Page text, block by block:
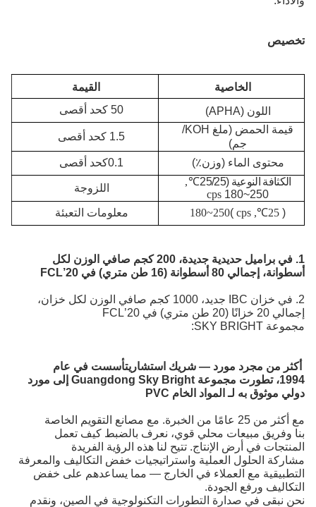
تخصيص
الخاصية القيمة
اللون (APHA)
50 كحد أقصى
قيمة الحمض (ملغ KOH/
جم)
1.5 كحد أقصى
محتوى الماء (وزن٪) 0.1كحد أقصى
الكثافة النوعية (25/25
℃
,
cps 180~250
اللزوجة
(
25
℃
, cps
)
180~250 معلومات التعبئة
1. في براميل حديدية جديدة، 200 كجم صافي الوزن لكل
أسطوانة، إجمالي 80 أسطوانة (16 طن متري) في 20’FCL
2. في خزان IBC جديد، 1000 كجم صافي الوزن لكل خزان،
إجمالي 20 خزانًا (20 طن متري) في 20’FCL
مجموعة SKY BRIGHT:
أكثر من مجرد مورد — شريك استشاريتأسست في عام
1994، تطورت مجموعة Guangdong Sky Bright إلى مورد
دولي موثوق به لـ المواد الخام PVC
مع أكثر من 25 عامًا من الخبرة.
مع مصانع التقويم الخاصة
بنا وفريق مبيعات محلي قوي، نعرف بالضبط كيف تعمل
المنتجات في أرض الإنتاج. تتيح لنا هذه الرؤية الفريدة
مشاركة الحلول العملية واستراتيجيات خفض التكاليف والمعرفة
التطبيقية مع العملاء في الخارج — مما يساعدهم على خفض
التكاليف ورفع الجودة.
نحن نبقى في صدارة التطورات التكنولوجية في الصين، ونقدم